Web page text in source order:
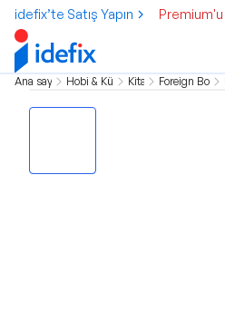
idefix’te Satış Yapın
Ana sayfa Hobi & KültürKitap Foreign